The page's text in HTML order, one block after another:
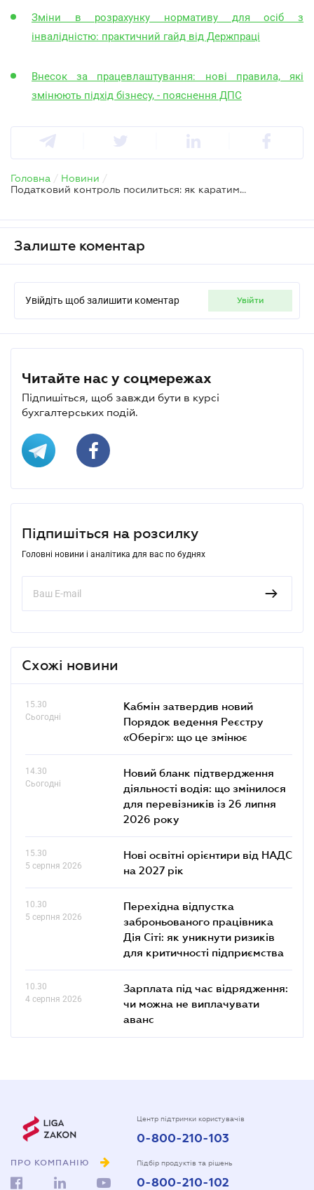
Зміни в розрахунку нормативу для осіб з
інвалідністю: практичний гайд від Держпраці
Внесок за працевлаштування: нові правила, які
змінюють підхід бізнесу, - пояснення ДПС
Головна / Новини /
Податковий контроль посилиться: як каратимуть за порушення нового внеску для роботодавців
Залиште коментар
Увійдіть щоб залишити коментар увійти
Читайте нас у соцмережах
Підпишіться, щоб завжди бути в курсі
бухгалтерських подій.
Підпишіться на розсилку
Головні новини і аналітика для вас по буднях
Схожі новини
15.30
Сьогодні
Кабмін затвердив новий
Порядок ведення Реєстру
«Оберіг»: що це змінює
14.30
Сьогодні
Новий бланк підтвердження
діяльності водія: що змінилося
для перевізників із 26 липня
2026 року
15.30
5 серпня 2026
Нові освітні орієнтири від НАДС
на 2027 рік
10.30
5 серпня 2026
Перехідна відпустка
заброньованого працівника
Дія Сіті: як уникнути ризиків
для критичності підприємства
10.30
4 серпня 2026
Зарплата під час відрядження:
чи можна не виплачувати
аванс
ПРО КОМПАНІЮ
Центр підтримки користувачів
0-800-210-103
Підбір продуктів та рішень
0-800-210-102